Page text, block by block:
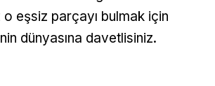
o eşsiz parçayı bulmak için
dünyasına davetlisiniz.